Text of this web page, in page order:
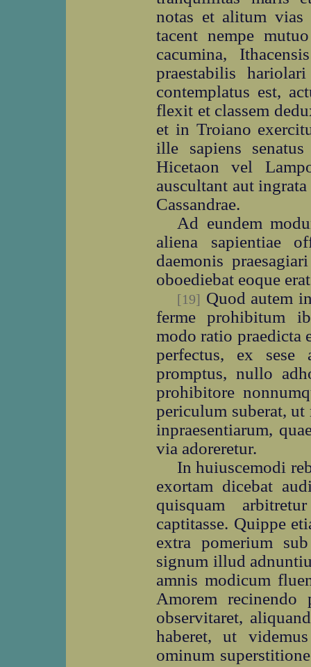
notas et alitum vias
tacent nempe
cacumina,
praestabilis
contemplatus est,
flexit et classem
et in Troiano
ille sapiens
Hicetaon vel
auscultant aut
Cassandrae.
Ad eundem
aliena sapientiae
daemonis
oboediebat eoque
[19] Quod autem
ferme prohibitum
modo ratio praedicta
perfectus, ex
promptus, nullo
prohibitore
periculum suberat, ut
inpraesentiarum,
via adoreretur.
In huiuscemodi
exortam dicebat
quisquam
captitasse. Quippe
extra pomerium
signum illud
amnis modicum
Amorem recinendo
observitaret,
haberet, ut
ominum